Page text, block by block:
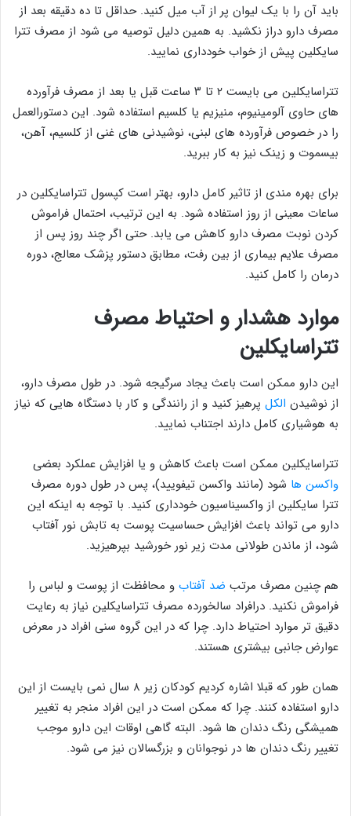
باید آن را با یک لیوان پر از آب میل کنید. حداقل تا ده دقیقه بعد از
مصرف دارو دراز نکشید. به همین دلیل توصیه می شود از مصرف تترا
سایکلین پیش از خواب خودداری نمایید.
تتراسایکلین می بایست ۲ تا ۳ ساعت قبل یا بعد از مصرف فرآورده
های حاوی آلومینیوم، منیزیم یا کلسیم استفاده شود. این دستورالعمل
را در خصوص فرآورده های لبنی، نوشیدنی های غنی از کلسیم، آهن،
بیسموت و زینک نیز به کار ببرید.
برای بهره مندی از تاثیر کامل دارو، بهتر است کپسول تتراسایکلین در
ساعات معینی از روز استفاده شود. به این ترتیب، احتمال فراموش
کردن نوبت مصرف دارو کاهش می یابد. حتی اگر چند روز پس از
مصرف علایم بیماری از بین رفت، مطابق دستور پزشک معالج، دوره
درمان را کامل کنید.
موارد هشدار و احتیاط مصرف
تتراسایکلین
این دارو ممکن است باعث یجاد سرگیجه شود. در طول مصرف دارو،
از نوشیدن الکل پرهیز کنید و از رانندگی و کار با دستگاه هایی که نیاز
به هوشیاری کامل دارند اجتناب نمایید.
تتراسایکلین ممکن است باعث کاهش و یا افزایش عملکرد بعضی
واکسن ها شود (مانند واکسن تیفویید)، پس در طول دوره مصرف
تترا سایکلین از واکسیناسیون خودداری کنید. با توجه به اینکه این
دارو می تواند باعث افزایش حساسیت پوست به تابش نور آفتاب
شود، از ماندن طولانی مدت زیر نور خورشید بپرهیزید.
هم چنین مصرف مرتب ضد آفتاب و محافظت از پوست و لباس را
فراموش نکنید. درافراد سالخورده مصرف تتراسایکلین نیاز به رعایت
دقیق تر موارد احتیاط دارد. چرا که در این گروه سنی افراد در معرض
عوارض جانبی بیشتری هستند.
همان طور که قبلا اشاره کردیم کودکان زیر ۸ سال نمی بایست از این
دارو استفاده کنند. چرا که ممکن است در این افراد منجر به تغییر
همیشگی رنگ دندان ها شود. البته گاهی اوقات این دارو موجب
تغییر رنگ دندان ها در نوجوانان و بزرگسالان نیز می شود.